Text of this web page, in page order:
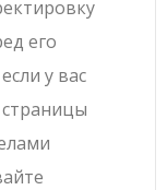
его
у вас